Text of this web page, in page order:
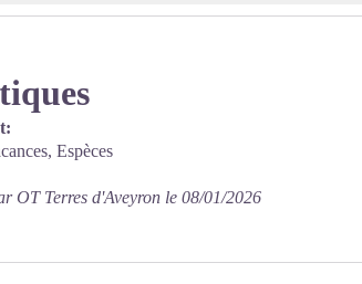
Espèces
OT Terres d'Aveyron le 08/01/2026